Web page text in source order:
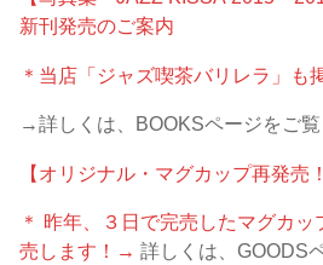
新刊発売のご案内
＊当店「ジャズ喫茶バリレラ」も
→詳しくは、BOOKSページをご覧
【オリジナル・マグカップ再発売
＊ 昨年、３日で完売したマグカ
売します！→詳しくは、GOODS